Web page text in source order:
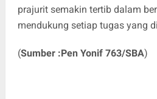
prajurit semakin tertib dalam
mendukung setiap tugas yang
(Sumber :Pen Yonif 763/SBA)